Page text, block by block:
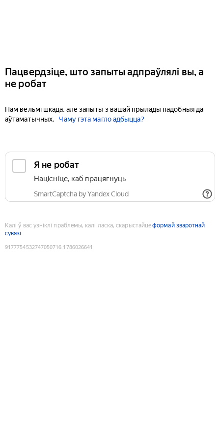
Пацвердзіце, што запыты адпраўлялі вы, а
не робат
Нам вельмі шкада, але запыты з вашай прылады падобныя да
аўтаматычных.
Чаму гэта магло адбыцца?
Я не робат
Націсніце, каб працягнуць
SmartCaptcha by Yandex Cloud
Калі ў вас узніклі праблемы, калі ласка, скарыстайцеформай зваротнай
сувязі
9177754532747050716:1786026641